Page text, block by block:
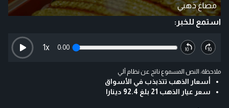
مصاغ ذهبي
استمع للخبر:
0:00
1x
ملاحظة: النص المسموع ناتج عن نظام آلي
أسعار الذهب تتذبذب في الأسواق
سعر عيار الذهب 21 بلغ 92.4 دينارا